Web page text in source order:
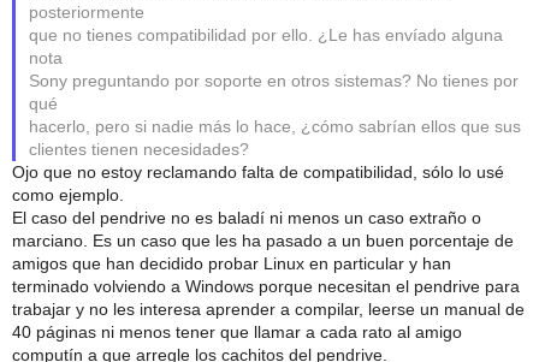
posteriormente
que no tienes compatibilidad por ello. ¿Le has envíado alguna
nota
Sony preguntando por soporte en otros sistemas? No tienes por
qué
hacerlo, pero si nadie más lo hace, ¿cómo sabrían ellos que sus
clientes tienen necesidades?
Ojo que no estoy reclamando falta de compatibilidad, sólo lo usé
como ejemplo.
El caso del pendrive no es baladí ni menos un caso extraño o
marciano. Es un caso que les ha pasado a un buen porcentaje de
amigos que han decidido probar Linux en particular y han
terminado volviendo a Windows porque necesitan el pendrive para
trabajar y no les interesa aprender a compilar, leerse un manual de
40 páginas ni menos tener que llamar a cada rato al amigo
computín a que arregle los cachitos del pendrive.